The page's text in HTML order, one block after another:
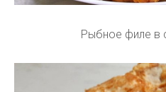
Рыбное филе в